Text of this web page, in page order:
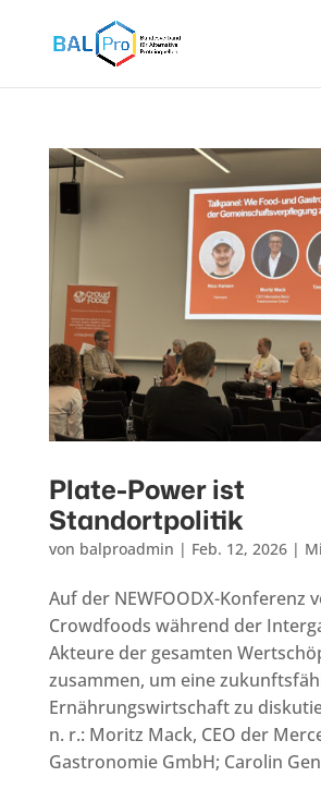
Plate-Power ist
Standortpolitik
von balproadmin | Feb. 12, 2026|
Auf der NEWFOODX-Konferenz
Crowdfoods während der
Akteure der gesamten
zusammen, um eine
Ernährungswirtschaft zu
n. r.: Moritz Mack, CEO der
Gastronomie GmbH; Carolin